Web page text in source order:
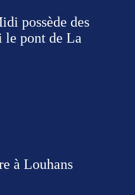
possède des
pont de La
à Louhans